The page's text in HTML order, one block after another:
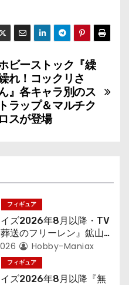
ビーストック『繰
れ！コックリさ
』各キャラ別のス
トラップ＆マルチク
ロスが登場
フィギュア
ズ2026年8月以降・TV
送のフリーレン』鉱山で
ことになっっちゃった
ン」を立体化！
Hobby-Maniax
フィギュア
ズ2026年8月以降『無